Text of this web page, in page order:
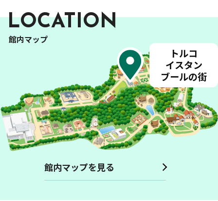
LOCATION
館内マップ
台湾 農家
ペルー
大農園 領主の家
バリ島 貴族 の家
ドイツ バイエルン州の村
フランス アルザス地方の家
イタリア アルベロベッロの家
アフリカンプラザ
村
トルコ
イスタン
ブールの街
韓国 地主の家
ヨーロッパ衣装館ヴォヤージュ
館内マップを見る